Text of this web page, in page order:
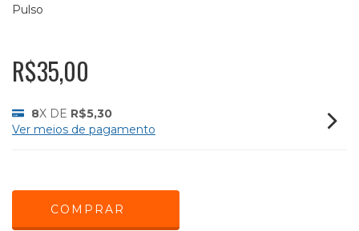
Pulso
R$35,00
8X DE R$5,30
Ver meios de pagamento